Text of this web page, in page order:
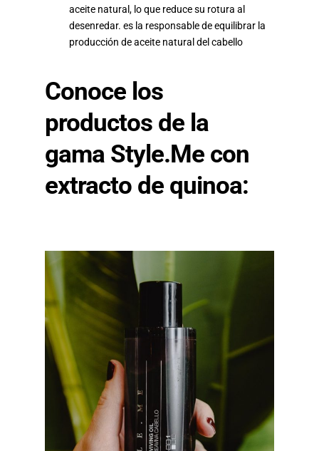
aceite natural, lo que reduce su rotura al
desenredar. es la responsable de equilibrar la
producción de aceite natural del cabello
Conoce los
productos de la
gama Style.Me con
extracto de quinoa: